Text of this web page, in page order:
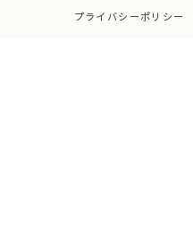
プライバシーポリシー